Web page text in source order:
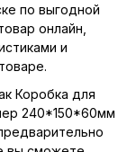
по выгодной
онлайн,
и
Коробка для
240*150*60мм